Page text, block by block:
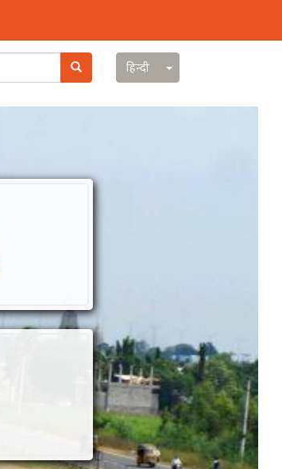
Search हिन्दी Toggle Dropdown